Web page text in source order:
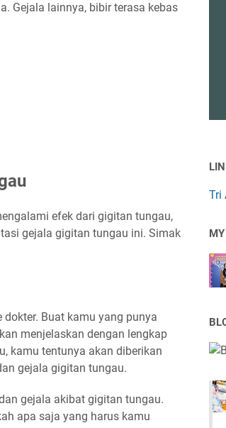
Gejala lainnya, bibir terasa kebas
efek dari gigitan tungau,
gejala gigitan tungau ini. Simak
Buat kamu yang punya
menjelaskan dengan lengkap
kamu tentunya akan diberikan
gejala gigitan tungau.
gejala akibat gigitan tungau.
apa saja yang harus kamu
Tri